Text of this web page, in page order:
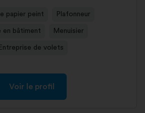
papier peint Plafonneur
en bâtiment Menuisier
Entreprise de volets
Voir le profil